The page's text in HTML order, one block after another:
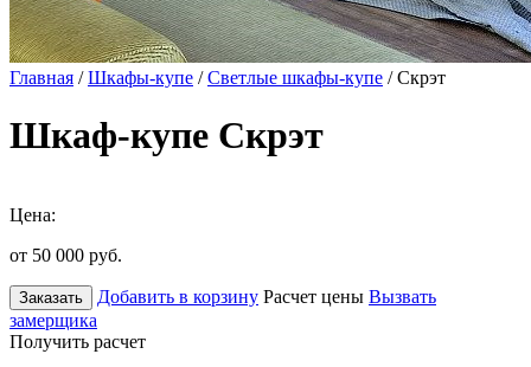
Главная /Шкафы-купе /Светлые шкафы-купе / Скрэт
Шкаф-купе Скрэт
Цена:
от 50 000 руб.
Заказать Добавить в корзину Расчет цены Вызвать
замерщика
Получить расчет